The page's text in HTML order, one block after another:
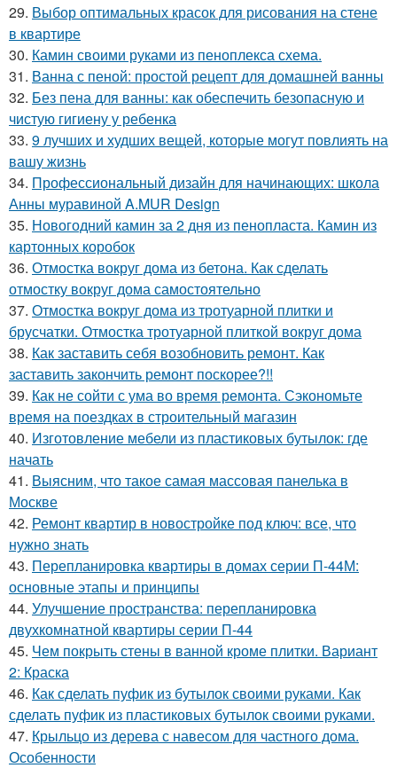
29. Выбор оптимальных красок для рисования на стене
в квартире
30. Камин своими руками из пеноплекса схема.
31. Ванна с пеной: простой рецепт для домашней ванны
32. Без пена для ванны: как обеспечить безопасную и
чистую гигиену у ребенка
33. 9 лучших и худших вещей, которые могут повлиять на
вашу жизнь
34. Профессиональный дизайн для начинающих: школа
Анны муравиной A.MUR Design
35. Новогодний камин за 2 дня из пенопласта. Камин из
картонных коробок
36. Отмостка вокруг дома из бетона. Как сделать
отмостку вокруг дома самостоятельно
37. Отмостка вокруг дома из тротуарной плитки и
брусчатки. Отмостка тротуарной плиткой вокруг дома
38. Как заставить себя возобновить ремонт. Как
заставить закончить ремонт поскорее?!!
39. Как не сойти с ума во время ремонта. Сэкономьте
время на поездках в строительный магазин
40. Изготовление мебели из пластиковых бутылок: где
начать
41. Выясним, что такое самая массовая панелька в
Москве
42. Ремонт квартир в новостройке под ключ: все, что
нужно знать
43. Перепланировка квартиры в домах серии П-44М:
основные этапы и принципы
44. Улучшение пространства: перепланировка
двухкомнатной квартиры серии П-44
45. Чем покрыть стены в ванной кроме плитки. Вариант
2: Краска
46. Как сделать пуфик из бутылок своими руками. Как
сделать пуфик из пластиковых бутылок своими руками.
47. Крыльцо из дерева с навесом для частного дома.
Особенности